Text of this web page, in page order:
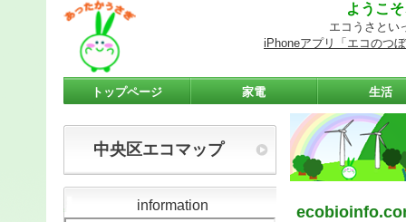
よう
エコうさと
iPhoneアプリ「エコのつ
トップページ 家電 生活
中央区エコマップ
information